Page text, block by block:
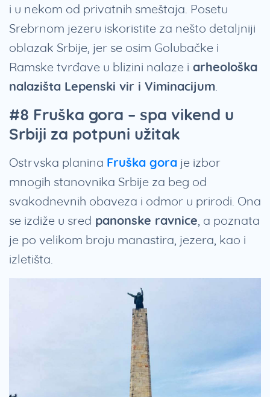
i u nekom od privatnih smeštaja. Posetu
Srebrnom jezeru iskoristite za nešto detaljniji
oblazak Srbije, jer se osim Golubačke i
Ramske tvrđave u blizini nalaze i arheološka
nalazišta Lepenski vir i Viminacijum
#8 Fruška gora – spa vikend u
Srbiji za potpuni užitak
Ostrvska planina Fruška gora je izbor
mnogih stanovnika Srbije za beg od
svakodnevnih obaveza i odmor u prirodi. Ona
se izdiže u sred panonske ravnice , a poznata
je po velikom broju manastira, jezera, kao i
izletišta.